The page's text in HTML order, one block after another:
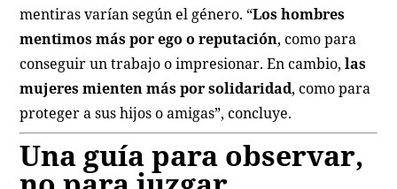
mentiras varían según el género. “Los hombres
mentimos más por ego o reputación, como para
conseguir un trabajo o impresionar. En cambio,las
mujeres mienten más por solidaridad, como para
proteger a sus hijos o amigas”, concluye.
Una guía para observar,